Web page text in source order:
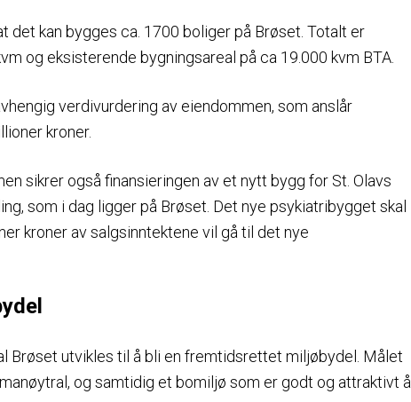
det kan bygges ca. 1700 boliger på Brøset. Totalt er
og eksisterende bygningsareal på ca 19.000 kvm BTA.
verdivurdering av eiendommen, som anslår
kroner.
sikrer også finansieringen av et nytt bygg for St. Olavs
som i dag ligger på Brøset. Det nye psykiatribygget skal
kroner av salgsinntektene vil gå til det nye
Brøset utvikles til å bli en fremtidsrettet miljøbydel. Målet
og samtidig et bomiljø som er godt og attraktivt å